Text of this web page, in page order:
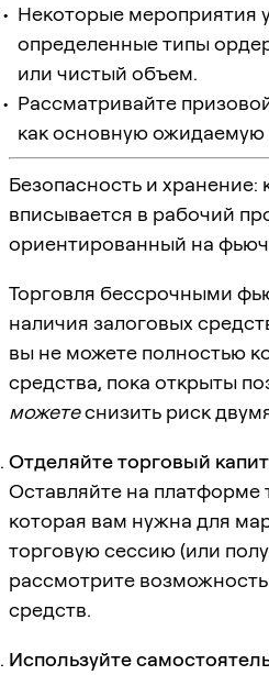
Некоторые мероприятия
определенные типы
или чистый объем.
Рассматривайте
как основную ожидаемую
Безопасность и хранение:
вписывается в рабочий
ориентированный на
Торговля бессрочными
наличия залоговых
вы не можете полностью
средства, пока открыты
можетеснизить риск
Отделяйте торговый
Оставляйте на платформе
которая вам нужна для
торговую сессию (или
рассмотрите
средств.
Используйте